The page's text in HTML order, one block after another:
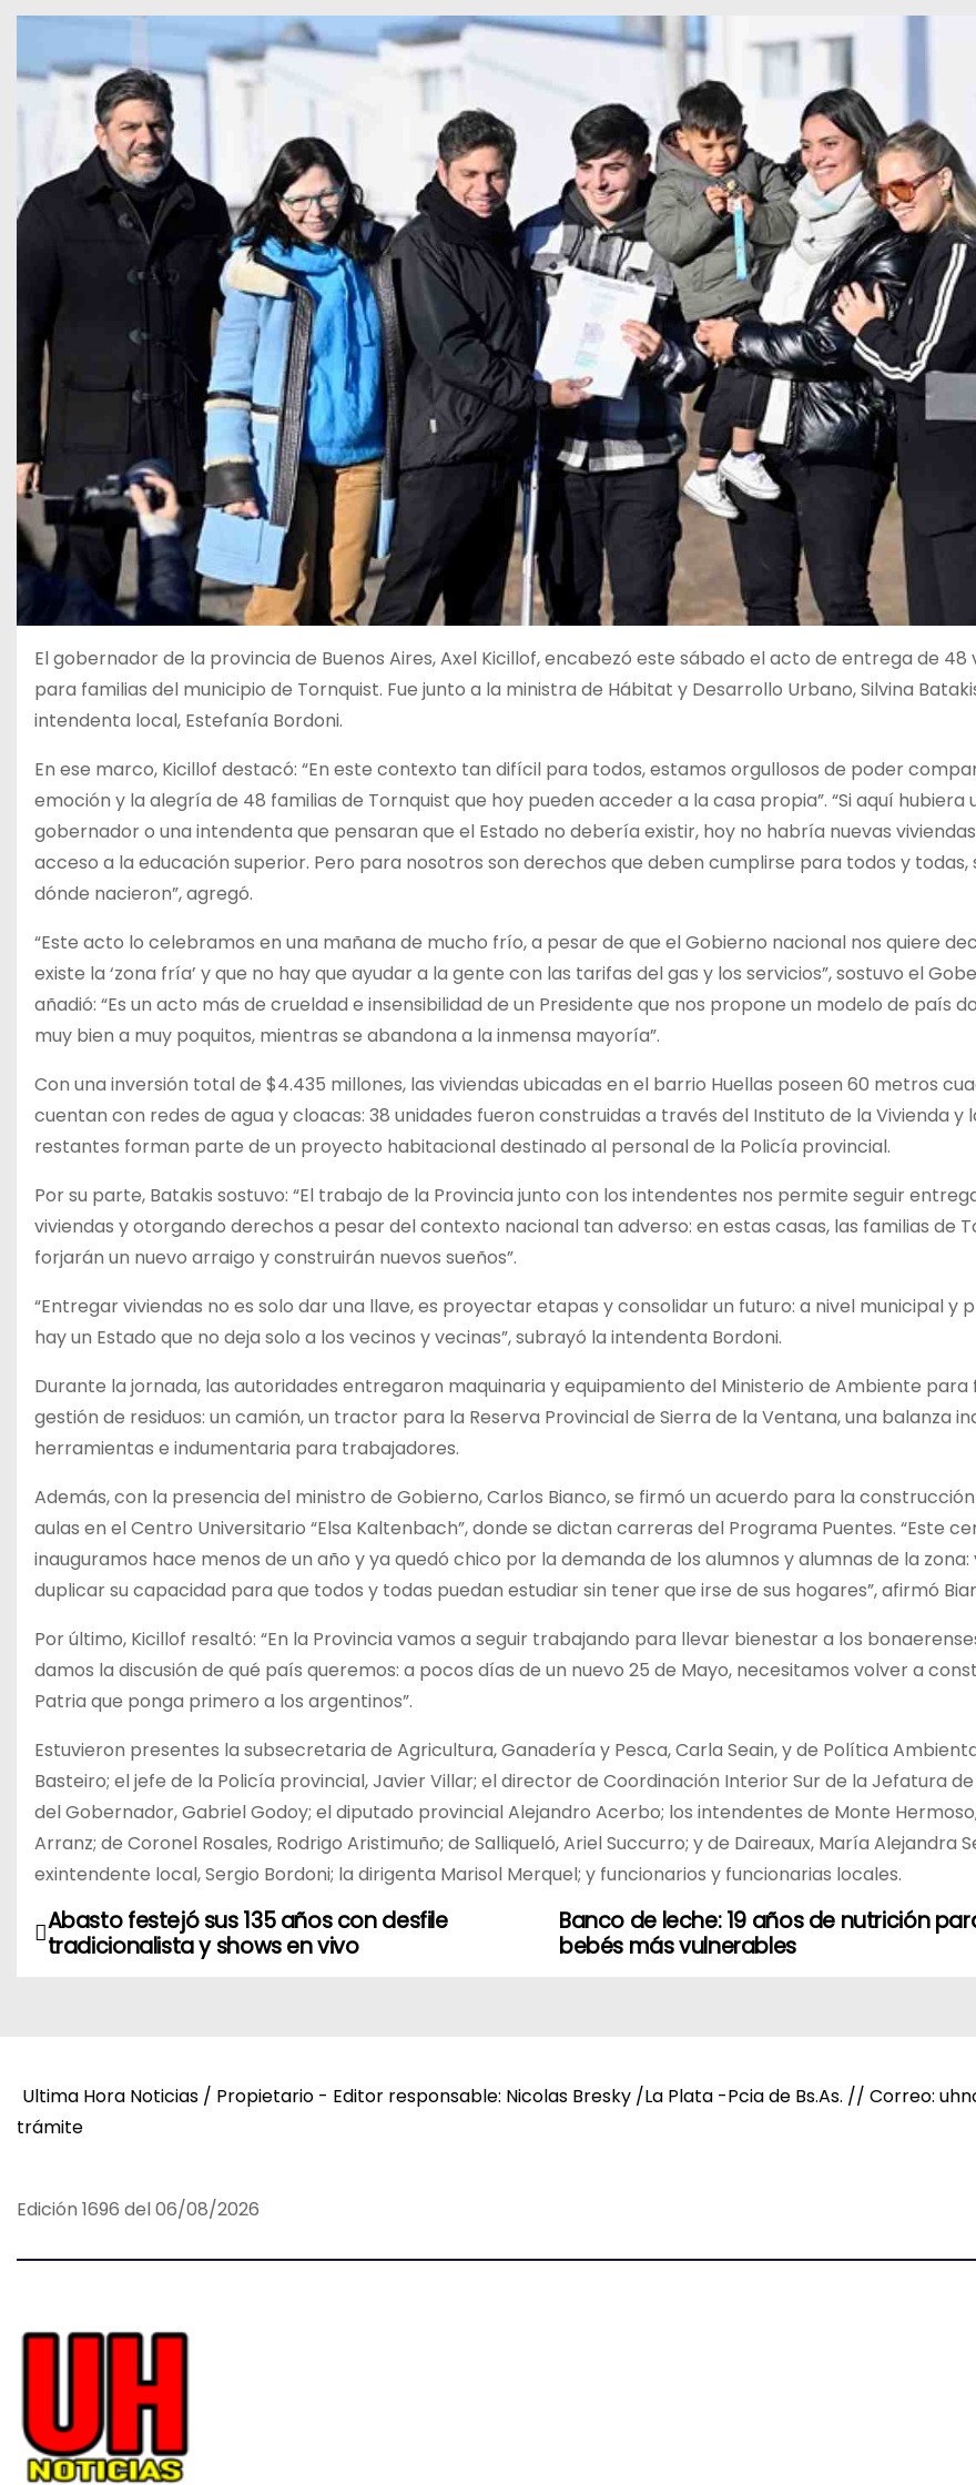
El gobernador de la provincia de Buenos Aires, Axel Kicillof, encabezó este sábado el acto de entrega de 48
para familias del municipio de Tornquist. Fue junto a la ministra de Hábitat y Desarrollo Urbano, Silvina
intendenta local, Estefanía Bordoni.
En ese marco, Kicillof destacó: “En este contexto tan difícil para todos, estamos orgullosos de poder
emoción y la alegría de 48 familias de Tornquist que hoy pueden acceder a la casa propia”. “Si aquí hubiera
gobernador o una intendenta que pensaran que el Estado no debería existir, hoy no habría nuevas
acceso a la educación superior. Pero para nosotros son derechos que deben cumplirse para todos y
dónde nacieron”, agregó.
“Este acto lo celebramos en una mañana de mucho frío, a pesar de que el Gobierno nacional nos quiere
existe la ‘zona fría’ y que no hay que ayudar a la gente con las tarifas del gas y los servicios”, sostuvo el
añadió: “Es un acto más de crueldad e insensibilidad de un Presidente que nos propone un modelo de país
muy bien a muy poquitos, mientras se abandona a la inmensa mayoría”.
Con una inversión total de $4.435 millones, las viviendas ubicadas en el barrio Huellas poseen 60 metros
cuentan con redes de agua y cloacas: 38 unidades fueron construidas a través del Instituto de la Vivienda y
restantes forman parte de un proyecto habitacional destinado al personal de la Policía provincial.
Por su parte, Batakis sostuvo: “El trabajo de la Provincia junto con los intendentes nos permite seguir
viviendas y otorgando derechos a pesar del contexto nacional tan adverso: en estas casas, las familias de
forjarán un nuevo arraigo y construirán nuevos sueños”.
“Entregar viviendas no es solo dar una llave, es proyectar etapas y consolidar un futuro: a nivel municipal y
hay un Estado que no deja solo a los vecinos y vecinas”, subrayó la intendenta Bordoni.
Durante la jornada, las autoridades entregaron maquinaria y equipamiento del Ministerio de Ambiente
gestión de residuos: un camión, un tractor para la Reserva Provincial de Sierra de la Ventana, una balanza
herramientas e indumentaria para trabajadores.
Además, con la presencia del ministro de Gobierno, Carlos Bianco, se firmó un acuerdo para la
aulas en el Centro Universitario “Elsa Kaltenbach”, donde se dictan carreras del Programa Puentes. “Este
inauguramos hace menos de un año y ya quedó chico por la demanda de los alumnos y alumnas de la zona:
duplicar su capacidad para que todos y todas puedan estudiar sin tener que irse de sus hogares”, afirmó
Por último, Kicillof resaltó: “En la Provincia vamos a seguir trabajando para llevar bienestar a los
damos la discusión de qué país queremos: a pocos días de un nuevo 25 de Mayo, necesitamos volver a
Patria que ponga primero a los argentinos”.
Estuvieron presentes la subsecretaria de Agricultura, Ganadería y Pesca, Carla Seain, y de Política
Basteiro; el jefe de la Policía provincial, Javier Villar; el director de Coordinación Interior Sur de la Jefatura
del Gobernador, Gabriel Godoy; el diputado provincial Alejandro Acerbo; los intendentes de Monte
Arranz; de Coronel Rosales, Rodrigo Aristimuño; de Salliqueló, Ariel Succurro; y de Daireaux, María Alejandra
exintendente local, Sergio Bordoni; la dirigenta Marisol Merquel; y funcionarios y funcionarias locales.
N
g
c
i
n
e
Banco de leche: 19 años de nutrición
bebés más vulnerables
Abasto festejó sus 135 años con desfile
tradicionalista y shows en vivo
Ultima Hora Noticias / Propietario - Editor responsable: Nicolas Bresky /La Plata -Pcia de Bs.As. // Correo:
trámite
Edición 1696 del 06/08/2026